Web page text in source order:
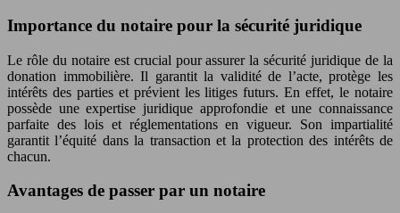
Importance du notaire pour la sécurité juridique
Le rôle du notaire est crucial pour assurer la sécurité juridique de la
donation immobilière. Il garantit la validité de l’acte, protège les
intérêts des parties et prévient les litiges futurs. En effet, le notaire
possède une expertise juridique approfondie et une connaissance
parfaite des lois et réglementations en vigueur. Son impartialité
garantit l’équité dans la transaction et la protection des intérêts de
chacun.
Avantages de passer par un notaire